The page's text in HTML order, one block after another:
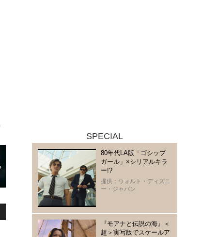
SPECIAL
80年代LA版「ゴシップ
ガール」×シリアルキラ
ー!?
提供：ウォルト・ディズニ
ー・ジャパン
『モアナと伝説の海』＜
超＞実写版でスケールア